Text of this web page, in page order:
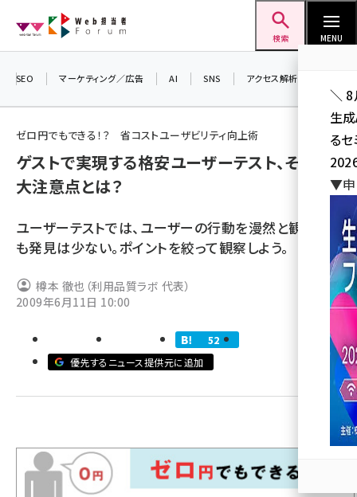
ン
検索 MENU
seo (3538)
youtube (2444)
セミナー (2315)
meo (1281)
SEO マーケティング／広告 AI SNS アクセス解析／データ分析
ゼロ円でもできる！？ 省コストユーザビリティ向上術
ゲストで実現する格安ユーザーテスト、その3
大注意点とは？
ユーザーテストでは、ユーザーの行動を漫然と観察して
も発見は少ない。ポイントを絞って観察しよう。
樽本 徹也（利用品質ラボ 代表）
2009年6月11日 10:00
52
優先するニュース提供元に追加
＼ 8
生
る
▼申